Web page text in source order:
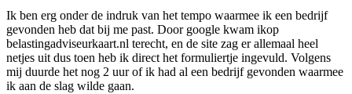
Ik ben erg onder de indruk van het tempo waarmee ik een bedrijf
gevonden heb dat bij me past. Door google kwam ikop
belastingadviseurkaart.nl terecht, en de site zag er allemaal heel
netjes uit dus toen heb ik direct het formuliertje ingevuld. Volgens
mij duurde het nog 2 uur of ik had al een bedrijf gevonden waarmee
ik aan de slag wilde gaan.